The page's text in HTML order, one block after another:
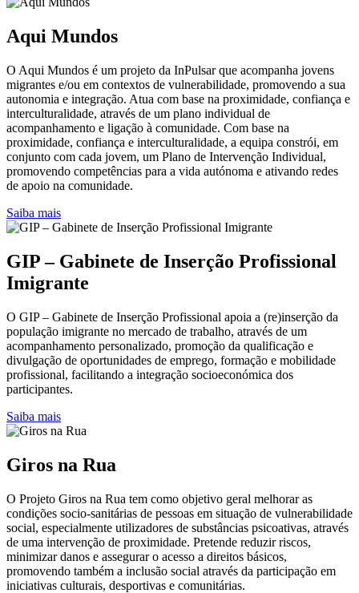
Aqui Mundos
O Aqui Mundos é um projeto da InPulsar que acompanha jovens
migrantes e/ou em contextos de vulnerabilidade, promovendo a sua
autonomia e integração. Atua com base na proximidade, confiança e
interculturalidade, através de um plano individual de
acompanhamento e ligação à comunidade. Com base na
proximidade, confiança e interculturalidade, a equipa constrói, em
conjunto com cada jovem, um Plano de Intervenção Individual,
promovendo competências para a vida autónoma e ativando redes
de apoio na comunidade.
Saiba mais
GIP – Gabinete de Inserção Profissional
Imigrante
O GIP – Gabinete de Inserção Profissional apoia a (re)inserção da
população imigrante no mercado de trabalho, através de um
acompanhamento personalizado, promoção da qualificação e
divulgação de oportunidades de emprego, formação e mobilidade
profissional, facilitando a integração socioeconómica dos
participantes.
Saiba mais
Giros na Rua
O Projeto Giros na Rua tem como objetivo geral melhorar as
condições socio-sanitárias de pessoas em situação de vulnerabilidade
social, especialmente utilizadores de substâncias psicoativas, através
de uma intervenção de proximidade. Pretende reduzir riscos,
minimizar danos e assegurar o acesso a direitos básicos,
promovendo também a inclusão social através da participação em
iniciativas culturais, desportivas e comunitárias.